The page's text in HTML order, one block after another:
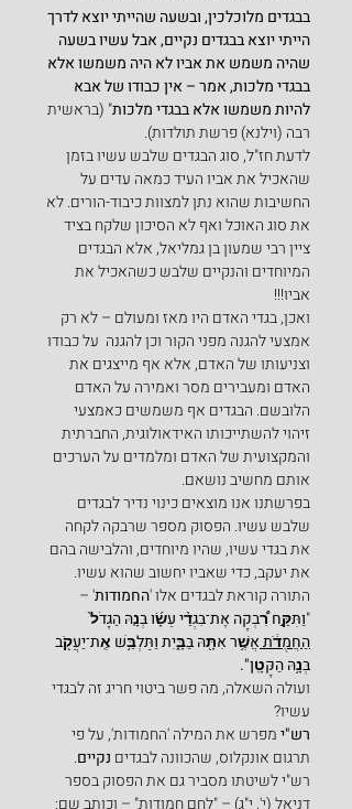
בבגדים מלוכלכין, ובשעה שהייתי יוצא לדרך
הייתי יוצא בבגדים נקיים, אבל עשיו בשעה
שהיה משמש את אביו לא היה משמשו אלא
בבגדי מלכות, אמר – אין כבודו של אבא
להיות משמשו אלא בבגדי מלכות" (בראשית
רבה (וילנא) פרשת תולדות).
לדעת חז"ל, סוג הבגדים שלבש עשיו בזמן
שהאכיל את אביו העיד כמאה עדים על
החשיבות שהוא נתן למצוות כיבוד-הורים. לא
את סוג האוכל ואף לא הסיכון שלקח בציד
ציין רבי שמעון בן גמליאל, אלא הבגדים
המיוחדים והנקיים שלבש כשהאכיל את
אביו!!!
ואכן, בגדי האדם היו מאז ומעולם – לא רק
אמצעי להגנה מפני הקור וכן להגנה  על כבודו
וצניעותו של האדם, אלא אף מייצגים את
האדם ומעבירים מסר ואמירה על האדם
הלובשם. הבגדים אף משמשים כאמצעי
זיהוי להשתייכותו האידאולוגית, החברתית
והמקצועית של האדם ומלמדים על הערכים
אותם מחשיב נושאם.
בפרשתנו אנו מוצאים כינוי נדיר לבגדים
שלבש עשיו. הפסוק מספר שרבקה לקחה
את בגדי עשיו, שהיו מיוחדים, והלבישה בהם
את יעקב, כדי שאביו יחשוב שהוא עשיו.
התורה קוראת לבגדים אלו 'החמודות' –
"וַתִּקַּ֣ח רִ֠בְקָה אֶת־בִּגְדֵ֨י עֵשָׂ֜ו בְּנָ֤הּ הַגָּדֹל֙
הַחֲמֻדֹ֔ת אֲשֶׁ֥ר אִתָּ֖הּ בַּבָּ֑יִת וַתַּלְבֵּ֥שׁ אֶֽת־יַעֲקֹ֖ב
בְּנָ֥הּ הַקָּטָֽן".
ועולה השאלה, מה פשר ביטוי חריג זה לבגדי
עשיו?
רש"י מפרש את המילה 'החמודות', על פי
תרגום אונקלוס, שהכוונה לבגדים נקיים.
רש"י לשיטתו מסביר גם את הפסוק בספר
דניאל (י', י"ג) – "לחם חמודות" – וכותב שם: